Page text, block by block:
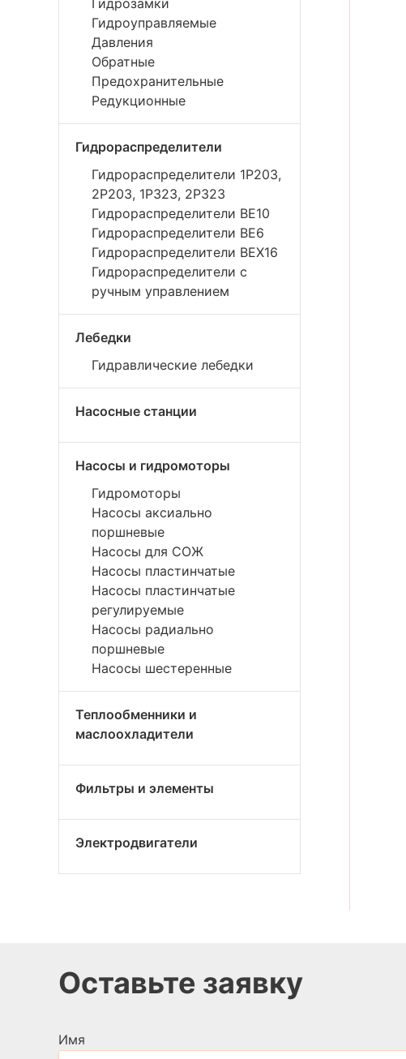
Гидроуправляемые
Давления
Обратные
Предохранительные
Редукционные
Гидрораспределители
Гидрораспределители 1Р203,
2Р203, 1Р323, 2Р323
Гидрораспределители ВЕ10
Гидрораспределители ВЕ6
Гидрораспределители ВЕХ16
Гидрораспределители с
ручным управлением
Лебедки
Гидравлические лебедки
Насосные станции
Насосы и гидромоторы
Гидромоторы
Насосы аксиально
поршневые
Насосы для СОЖ
Насосы пластинчатые
Насосы пластинчатые
регулируемые
Насосы радиально
поршневые
Насосы шестеренные
Теплообменники и
маслоохладители
Фильтры и элементы
Электродвигатели
Оставьте заявку
Имя